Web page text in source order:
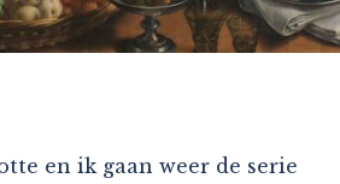
en ik gaan weer de serie